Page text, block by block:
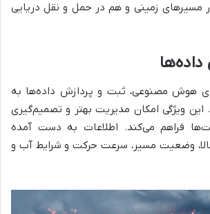
مسیرهای زمینی و هم در حمل و نقل دریایی
هوش مصنوعی، ثبت و پردازش داده‌ها به
ویژگی امکان مدیریت بهتر و تصمیم‌گیری
فراهم می‌کند. اطلاعات به دست آمده
وضعیت مسیر، سرعت حرکت و شرایط آب و